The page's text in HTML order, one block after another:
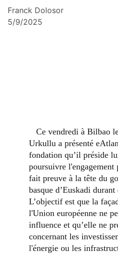
Franck Dolosor
5/9/2025
Ce vendredi à Bilbao
Urkullu a présenté
fondation qu’il préside
poursuivre
fait preuve à la tête du
basque d’Euskadi durant
L’objectif est que la
l'Union européenne ne
influence et qu’elle ne
concernant les
l'énergie ou les